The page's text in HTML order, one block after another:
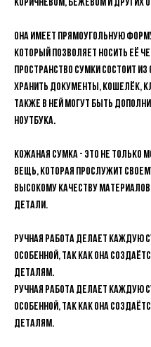
коричневом, бежевом и других
Она имеет прямоугольную
который позволяет носить её
пространство сумки состоит
хранить документы, кошелёк,
Также в ней могут быть
ноутбука.
Кожаная сумка - это не только
вещь, которая прослужит
высокому качеству
детали.
Ручная работа делает каждую
особенной, так как она
деталям.
Ручная работа делает каждую
особенной, так как она
деталям.